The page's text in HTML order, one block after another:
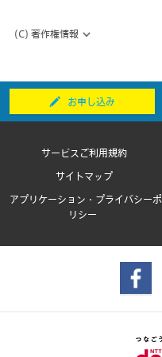
(C) 著作権情報
お申し込み
サービスご利用規約
サイトマップ
アプリケーション・プライバシーポ
リシー